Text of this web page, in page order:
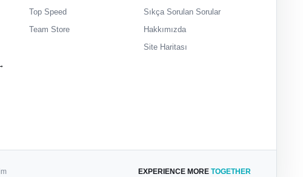
Top Speed
Team Store
Sıkça Sorulan Sorular
Hakkımızda
Site Haritası
EXPERIENCE MORE TOGETHER